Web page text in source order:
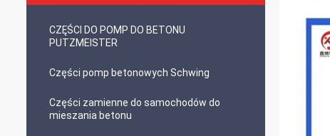
CZĘŚCI DO POMP DO BETONU
PUTZMEISTER
Części pomp betonowych Schwing
Części zamienne do samochodów do
mieszania betonu